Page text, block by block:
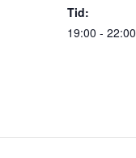
Tid:
19:00 - 22:00